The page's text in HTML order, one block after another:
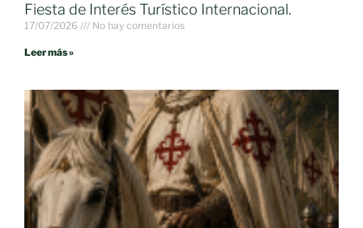
Fiesta de Interés Turístico Internacional.
17/07/2026 No hay comentarios
Leer más »